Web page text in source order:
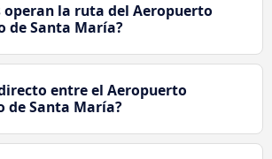
operan la ruta del Aeropuerto
de Santa María?
entre el Aeropuerto
de Santa María?